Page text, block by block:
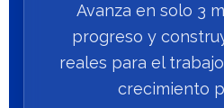
Avanza en solo 3
progreso y
reales para el
crecimiento